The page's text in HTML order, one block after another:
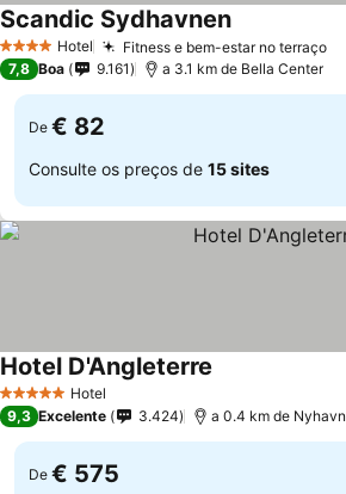
4 EstrelasHotel Fitness e bem-estar no terraço
Scandic Sydhavnen
7,8 Boa 9.161 a 3.1 km de Bella Center
De € 82
Consulte os preços de 15 sites
5 Estrelas Hotel
Hotel D'Angleterre
9,3 Excelente 3.424 a 0.4 km de Nyhavn
De € 575